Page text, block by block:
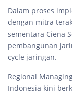
Dalam proses
dengan mitra
sementara Ciena
pembangunan
cycle jaringan.
Regional
Indonesia kini